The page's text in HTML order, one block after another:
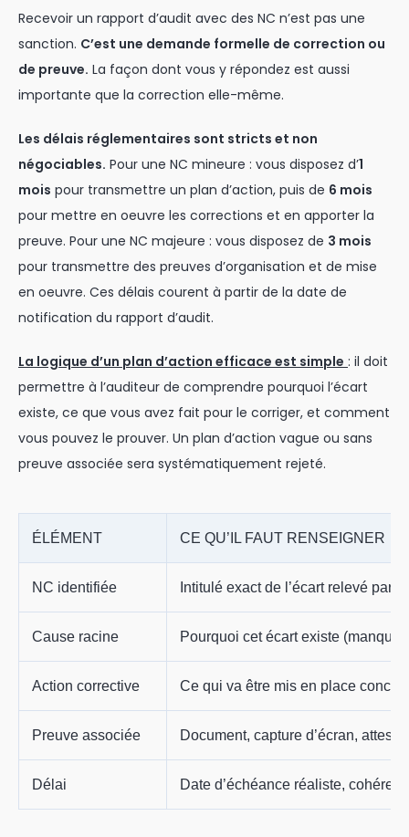
Recevoir un rapport d’audit avec des NC n’est pas une
sanction. C’est une demande formelle de correction ou
de preuve. La façon dont vous y répondez est aussi
importante que la correction elle-même.
Les délais réglementaires sont stricts et non
négociables. Pour une NC mineure : vous disposez d’1
mois pour transmettre un plan d’action, puis de 6 mois
pour mettre en oeuvre les corrections et en apporter la
preuve. Pour une NC majeure : vous disposez de 3 mois
pour transmettre des preuves d’organisation et de mise
en oeuvre. Ces délais courent à partir de la date de
notification du rapport d’audit.
La logique d’un plan d’action efficace est simple : il doit
permettre à l’auditeur de comprendre pourquoi l’écart
existe, ce que vous avez fait pour le corriger, et comment
vous pouvez le prouver. Un plan d’action vague ou sans
preuve associée sera systématiquement rejeté.
ÉLÉMENT CE QU’IL FAUT RENSEIGNER
NC identifiée Intitulé exact de l’écart relevé par
Cause racine Pourquoi cet écart existe
Action corrective Ce qui va être mis en place
Preuve associée Document, capture d’écran,
Délai Date d’échéance réaliste,